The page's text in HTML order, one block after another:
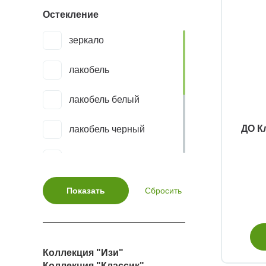
Парн33
ПарнР10с
коньяк
коричневый
красное дерево
красный
крем
орех
орех американский
орех грецкий
Остекление
зеркало
лакобель
лакобель белый
лакобель черный
сатинат
триплекс черный
Коллекция "Изи"
ДО